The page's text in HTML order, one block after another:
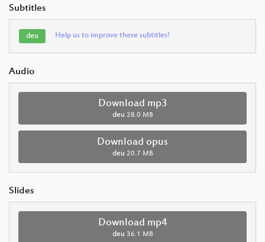
Subtitles
deu Help us to improve these subtitles!
Audio
Download mp3
deu 28.0 MB
Download opus
deu 20.7 MB
Slides
Download mp4
deu 36.1 MB